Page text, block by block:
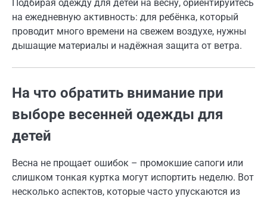
Подбирая одежду для детей на весну, ориентируйтесь
на ежедневную активность: для ребёнка, который
проводит много времени на свежем воздухе, нужны
дышащие материалы и надёжная защита от ветра.
На что обратить внимание при
выборе весенней одежды для
детей
Весна не прощает ошибок – промокшие сапоги или
слишком тонкая куртка могут испортить неделю. Вот
несколько аспектов, которые часто упускаются из